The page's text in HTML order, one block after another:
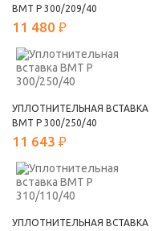
ВМТ Р 300/209/40
11 480 ₽
УПЛОТНИТЕЛЬНАЯ ВСТАВКА
ВМТ Р 300/250/40
11 643 ₽
УПЛОТНИТЕЛЬНАЯ ВСТАВКА